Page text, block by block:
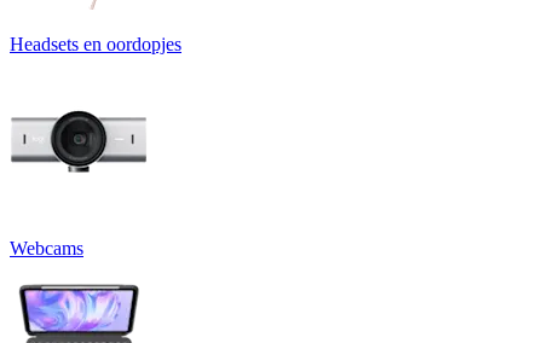
Headsets en oordopjes
Webcams